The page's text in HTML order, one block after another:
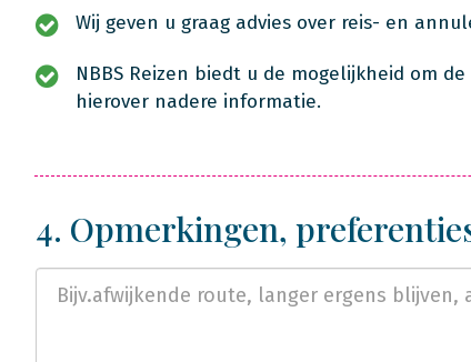
Wij geven u graag advies over reis- en
NBBS Reizen biedt u de mogelijkheid om
hierover nadere informatie.
4. Opmerkingen,